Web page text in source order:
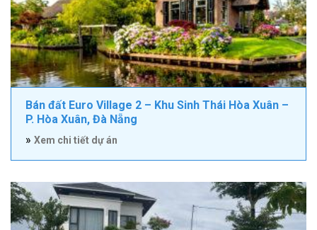
Bán đất Euro Village 2 – Khu Sinh Thái Hòa Xuân –
P. Hòa Xuân, Đà Nẵng
» Xem chi tiết dự án